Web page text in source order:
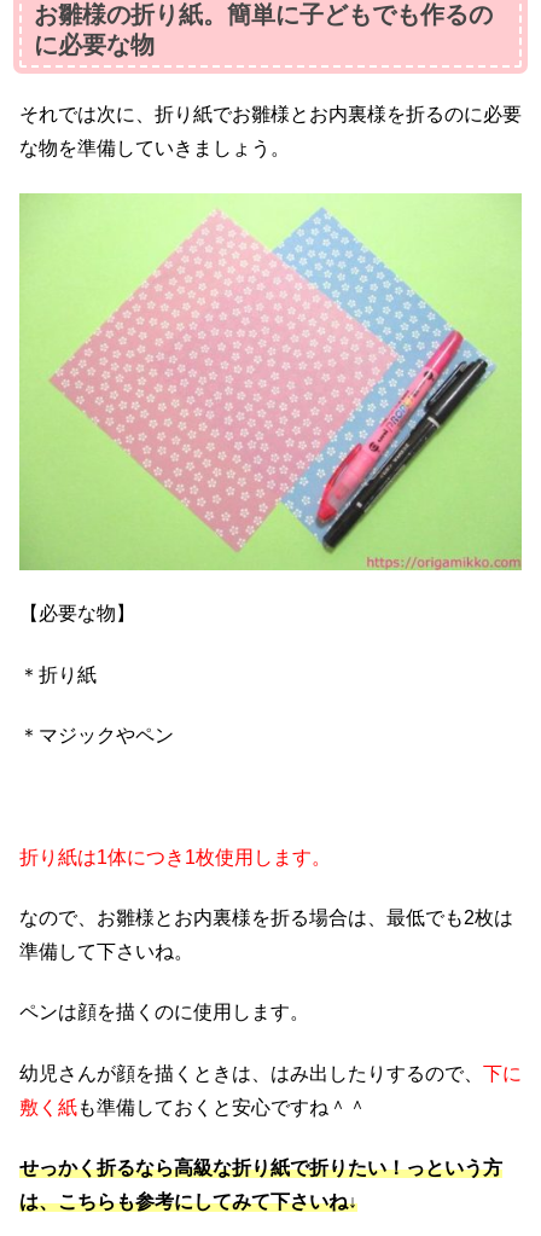
お雛様の折り紙。簡単に子どもでも作るの
に必要な物
それでは次に、折り紙でお雛様とお内裏様を折るのに必要
な物を準備していきましょう。
【必要な物】
＊折り紙
＊マジックやペン
折り紙は1体につき1枚使用します。
なので、お雛様とお内裏様を折る場合は、最低でも2枚は
準備して下さいね。
ペンは顔を描くのに使用します。
幼児さんが顔を描くときは、はみ出したりするので、 下に
敷く紙も準備しておくと安心ですね＾＾
せっかく折るなら高級な折り紙で折りたい！っという方
は、こちらも参考にしてみて下さいね↓